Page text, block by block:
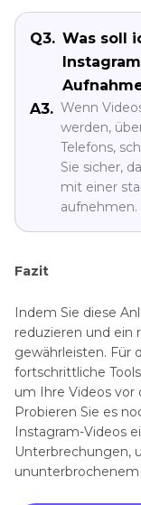
Q3. Was soll
A3. Wenn
werden,
Telefons,
Sie sicher,
mit einer
aufnehmen.
Fazit
Indem Sie diese
reduzieren und ein
gewährleisten. Für
fortschrittliche
um Ihre Videos vor
Probieren Sie es
Instagram-Videos
Unterbrechungen,